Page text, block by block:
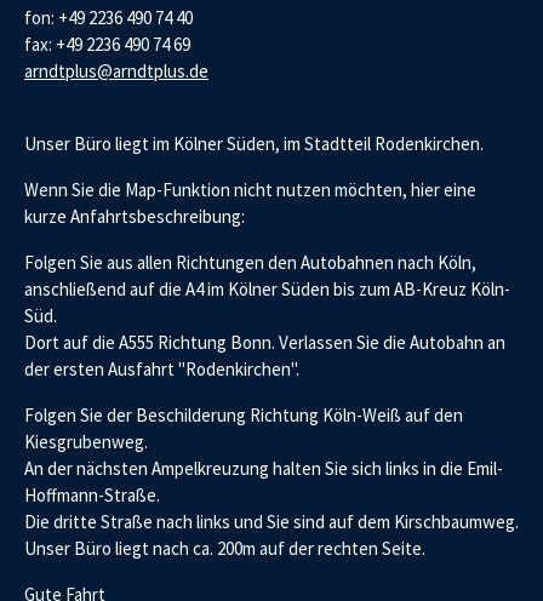
fon: +49 2236 490 74 40
fax: +49 2236 490 74 69
arndtplus@arndtplus.de
Unser Büro liegt im Kölner Süden, im Stadtteil Rodenkirchen.
Wenn Sie die Map-Funktion nicht nutzen möchten, hier eine
kurze Anfahrtsbeschreibung:
Folgen Sie aus allen Richtungen den Autobahnen nach Köln,
anschließend auf die A4 im Kölner Süden bis zum AB-Kreuz Köln-
Süd.
Dort auf die A555 Richtung Bonn. Verlassen Sie die Autobahn an
der ersten Ausfahrt "Rodenkirchen".
Folgen Sie der Beschilderung Richtung Köln-Weiß auf den
Kiesgrubenweg.
An der nächsten Ampelkreuzung halten Sie sich links in die Emil-
Hoffmann-Straße.
Die dritte Straße nach links und Sie sind auf dem Kirschbaumweg.
Unser Büro liegt nach ca. 200m auf der rechten Seite.
Gute Fahrt